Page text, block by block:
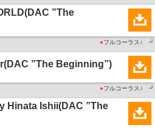
”The
●フルコーラス ♪ ┛
”The Beginning”)
●フルコーラス ♪ ┛
Hinata Ishii(DAC ”The